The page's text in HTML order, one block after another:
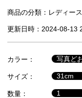
セ
ル
品
商品の分類： レディー
更新日時：2024-08-13
カラー：
サイズ：
数量：